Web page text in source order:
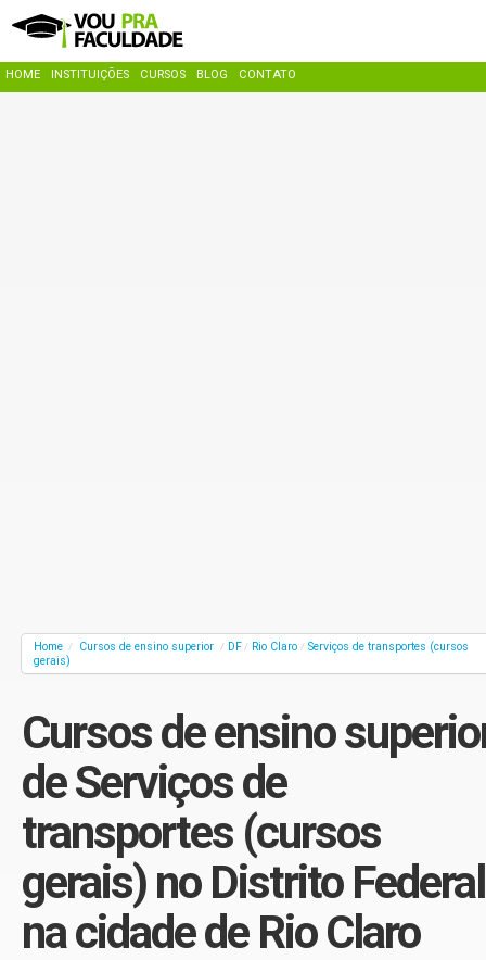
HOME INSTITUIÇÕES CURSOS BLOG CONTATO
Home / Cursos de ensino superior / DF / Rio Claro / Serviços de transportes (cursos
gerais)
Cursos de ensino
de Serviços de
transportes (cursos
gerais) no Distrito
na cidade de Rio Claro